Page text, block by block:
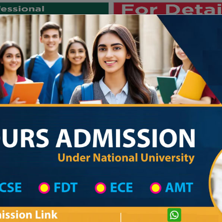
Private University International University University College
জাতীয় বিশ্ববিদ্যালয় ২০২৫-২৬